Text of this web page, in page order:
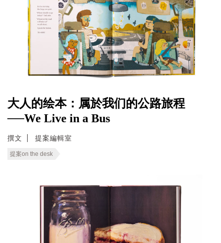
大人的绘本：属於我们的公路旅程
──We Live in a Bus
撰文 提案編輯室
提案on the desk